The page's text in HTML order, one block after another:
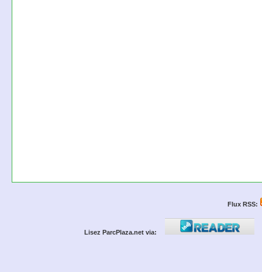
Flux RSS:
Lisez ParcPlaza.net via: